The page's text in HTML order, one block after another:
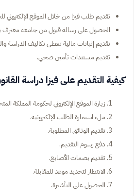
تقديم طلب فيزا من خلال الموقع الإلكتروني
الحصول على رسالة قبول من جامعة معترف
تقديم إثباتات مالية تغطي تكاليف الدراسة
تقديم مستندات تأمين صحي.
كيفية التقديم على فيزا دراسة
زيارة الموقع الإلكتروني لحكومة المملكة
ملء استمارة الطلب الإلكترونية.
تقديم الوثائق المطلوبة.
دفع رسوم التقديم.
تقديم بصمات الأصابع.
الانتظار لتحديد موعد للمقابلة.
الحصول على التأشيرة.